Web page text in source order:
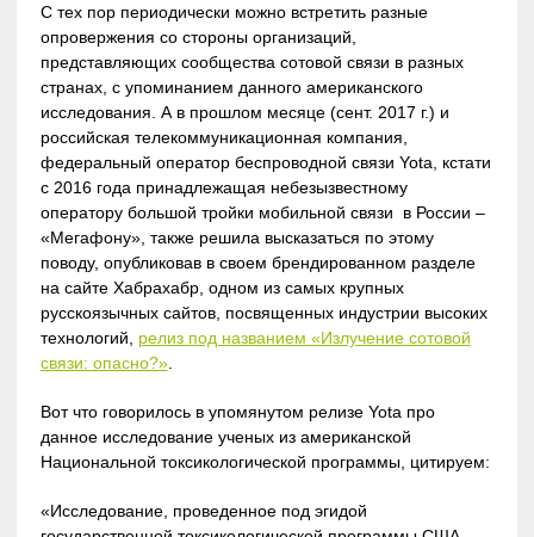
С тех пор периодически можно встретить разные
опровержения со стороны организаций,
представляющих сообщества сотовой связи в разных
странах, с упоминанием данного американского
исследования. А в прошлом месяце (сент. 2017 г.) и
российская телекоммуникационная компания,
федеральный оператор беспроводной связи Yota, кстати
с 2016 года принадлежащая небезызвестному
оператору большой тройки мобильной связи в России –
«Мегафону», также решила высказаться по этому
поводу, опубликовав в своем брендированном разделе
на сайте Хабрахабр, одном из самых крупных
русскоязычных сайтов, посвященных индустрии высоких
технологий, релиз под названием «Излучение сотовой
связи: опасно?».
Вот что говорилось в упомянутом релизе Yota про
данное исследование ученых из американской
Национальной токсикологической программы, цитируем:
«Исследование, проведенное под эгидой